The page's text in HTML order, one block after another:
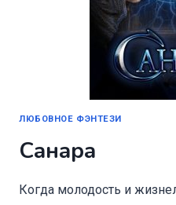
ЛЮБОВНОЕ ФЭНТЕЗИ
Санара
Когда молодость и